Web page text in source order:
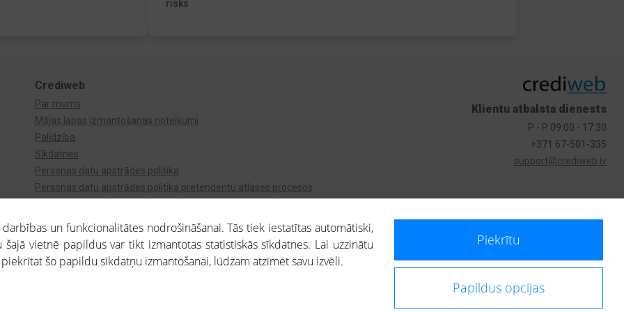
risks
Crediweb
Par mums
Mājas lapas izmantošanas noteikumi
Palīdzība
Sīkdatnes
Personas datu apstrādes politika
Personas datu apstrādes politika pretendentu atlases procesos
Klientu atbalsta dienests
P - P 09:00 - 17:30
+371 67-501-335
support@crediweb.lv
ietvaros saņemtajai informācijai ir uzziņas raksturs, un tai nav juridiska spēka. Portāla lietotājs, izmantojot portālā saņemto informāciju, ir atbildīgs par fizisko
un funkcionalitātes nodrošināšanai. Tās tiek iestatītas automātiski,
vietnē papildus var tikt izmantotas statistiskās sīkdatnes. Lai uzzinātu
piekrītat šo papildu sīkdatņu izmantošanai, lūdzam atzīmēt savu izvēli.
Piekrītu
Papildus opcijas